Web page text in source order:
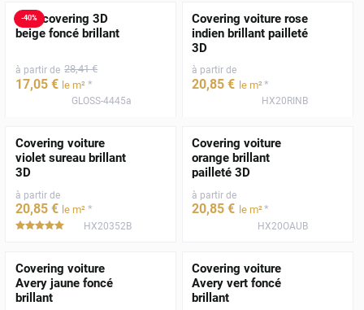
-40%
Film covering 3D
beige foncé brillant
à partir de 28,41 €
17,05 € le m² *
GLOSS-4445a
Covering voiture rose
indien brillant pailleté
3D
à partir de
20,85 € le m²*
HX20RINB
Covering voiture
violet sureau brillant
3D
à partir de
20,85 € le m² *
*****HX20352B
Covering voiture
orange brillant
pailleté 3D
à partir de
20,85 € le m²*
HX20OAUB
Covering voiture
Avery jaune foncé
brillant
Covering voiture
Avery vert foncé
brillant